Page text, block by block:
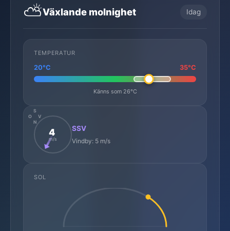
⛅Växlande molnighet Idag
TEMPERATUR
20°C 35°C
Känns som 26°C
N
S
O
V
4
m/s
SSV
Vindby: 5 m/s
SOL